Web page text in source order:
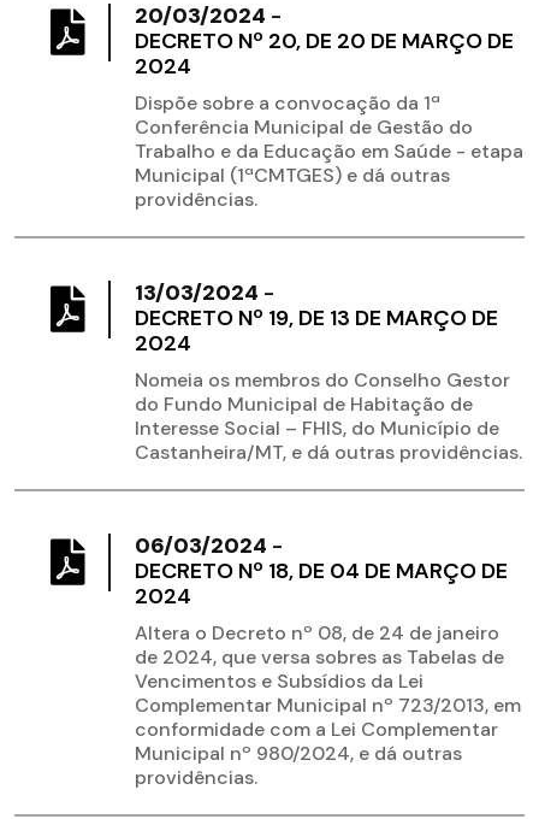
20/03/2024 -
DECRETO Nº 20, DE 20 DE MARÇO DE
2024
Dispõe sobre a convocação da 1ª
Conferência Municipal de Gestão do
Trabalho e da Educação em Saúde - etapa
Municipal (1ªCMTGES) e dá outras
providências.
13/03/2024 -
DECRETO Nº 19, DE 13 DE MARÇO DE
2024
Nomeia os membros do Conselho Gestor
do Fundo Municipal de Habitação de
Interesse Social – FHIS, do Município de
Castanheira/MT, e dá outras providências.
06/03/2024 -
DECRETO Nº 18, DE 04 DE MARÇO DE
2024
Altera o Decreto nº 08, de 24 de janeiro
de 2024, que versa sobres as Tabelas de
Vencimentos e Subsídios da Lei
Complementar Municipal nº 723/2013, em
conformidade com a Lei Complementar
Municipal nº 980/2024, e dá outras
providências.